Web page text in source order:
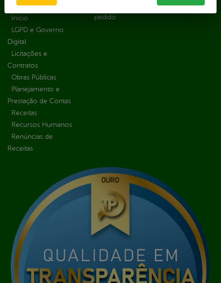
Organizacional
Inicio
LGPD e Governo
Digital
Licitações e
Contratos
Obras Públicas
Planejamento e
Prestação de Contas
Receitas
Recursos Humanos
Renúncias de
Receitas
pedido
Escolar